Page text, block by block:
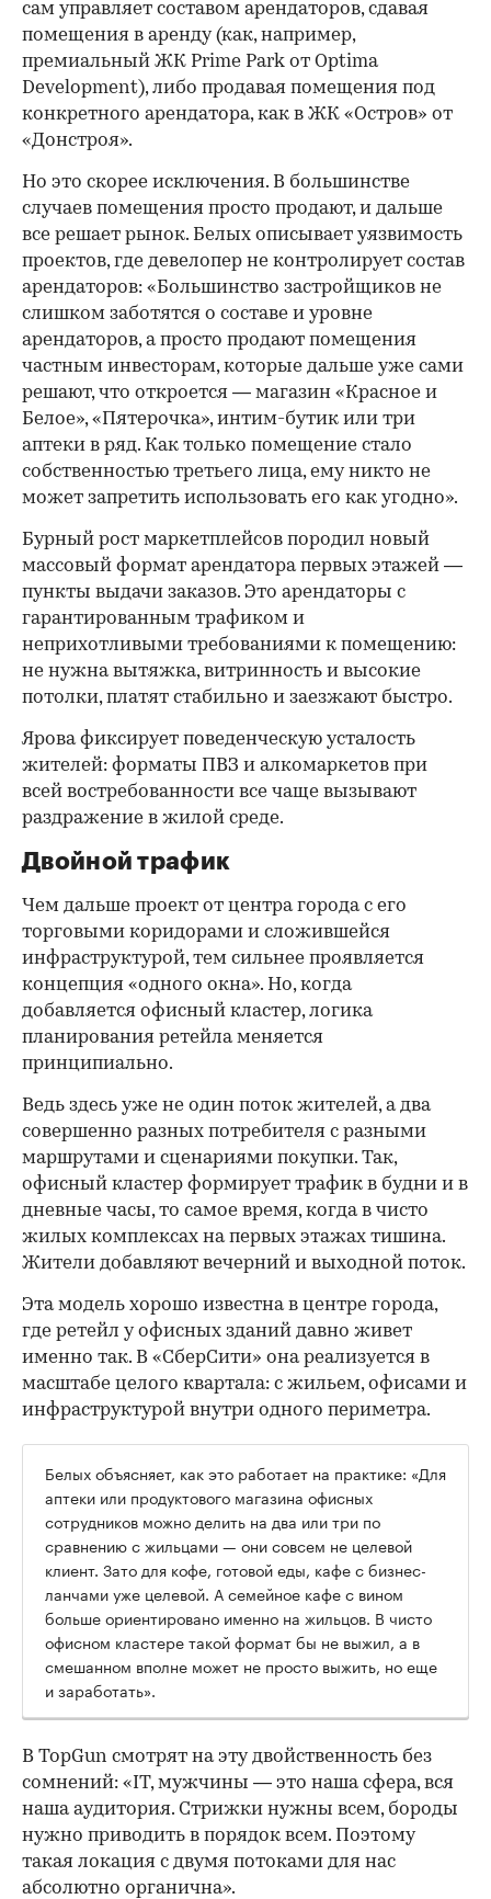
сам управляет составом арендаторов, сдавая
помещения в аренду (как, например,
премиальный ЖК Prime Park от Optima
Development), либо продавая помещения под
конкретного арендатора, как в ЖК «Остров» от
«Донстроя».
Но это скорее исключения. В большинстве
случаев помещения просто продают, и дальше
все решает рынок. Белых описывает уязвимость
проектов, где девелопер не контролирует состав
арендаторов: «Большинство застройщиков не
слишком заботятся о составе и уровне
арендаторов, а просто продают помещения
частным инвесторам, которые дальше уже сами
решают, что откроется — магазин «Красное и
Белое», «Пятерочка», интим-бутик или три
аптеки в ряд. Как только помещение стало
собственностью третьего лица, ему никто не
может запретить использовать его как угодно».
Бурный рост маркетплейсов породил новый
массовый формат арендатора первых этажей —
пункты выдачи заказов. Это арендаторы с
гарантированным трафиком и
неприхотливыми требованиями к помещению:
не нужна вытяжка, витринность и высокие
потолки, платят стабильно и заезжают быстро.
Ярова фиксирует поведенческую усталость
жителей: форматы ПВЗ и алкомаркетов при
всей востребованности все чаще вызывают
раздражение в жилой среде.
Двойной трафик
Чем дальше проект от центра города с его
торговыми коридорами и сложившейся
инфраструктурой, тем сильнее проявляется
концепция «одного окна». Но, когда
добавляется офисный кластер, логика
планирования ретейла меняется
принципиально.
Ведь здесь уже не один поток жителей, а два
совершенно разных потребителя с разными
маршрутами и сценариями покупки. Так,
офисный кластер формирует трафик в будни и в
дневные часы, то самое время, когда в чисто
жилых комплексах на первых этажах тишина.
Жители добавляют вечерний и выходной поток.
Эта модель хорошо известна в центре города,
где ретейл у офисных зданий давно живет
именно так. В «СберСити» она реализуется в
масштабе целого квартала: с жильем, офисами и
инфраструктурой внутри одного периметра.
Белых объясняет, как это работает на практике: «Для
аптеки или продуктового магазина офисных
сотрудников можно делить на два или три по
сравнению с жильцами — они совсем не целевой
клиент. Зато для кофе, готовой еды, кафе с бизнес-
ланчами уже целевой. А семейное кафе с вином
больше ориентировано именно на жильцов. В чисто
офисном кластере такой формат бы не выжил, а в
смешанном вполне может не просто выжить, но еще
и заработать».
В TopGun смотрят на эту двойственность без
сомнений: «IT, мужчины — это наша сфера, вся
наша аудитория. Стрижки нужны всем, бороды
нужно приводить в порядок всем. Поэтому
такая локация с двумя потоками для нас
абсолютно органична».